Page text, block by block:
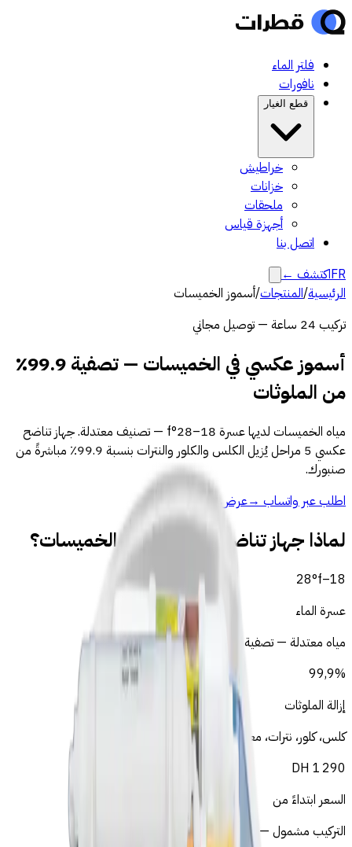
فلتر الماء
نافورات
قطع الغيار
خراطيش
خزانات
ملحقات
أجهزة قياس
اتصل بنا
FRاكتشف←
الرئيسية/المنتجات/أسموز الخميسات
تركيب 24 ساعة — توصيل مجاني
أسموز عكسي في الخميسات — تصفية 99.9٪
من الملوثات
مياه الخميسات لديها عسرة 18–28°f — تصنيف معتدلة. جهاز تناضح
عكسي 5 مراحل يُزيل الكلس والكلور والنترات بنسبة 99.9٪ مباشرةً من
صنبورك.
اطلب عبر واتساب→عرض جميع المنتجات
لماذا جهاز تناضح عكسي لمياه الخميسات؟
18
–
28°f
عسرة الماء
مياه معتدلة — تصفية متقدمة موصى بها
99,9%
إزالة الملوثات
كلس، كلور، نترات، معادن ثقيلة، بكتيريا
1 290
السعر ابتداءً من
التركيب مشمول — لا رسوم خفية